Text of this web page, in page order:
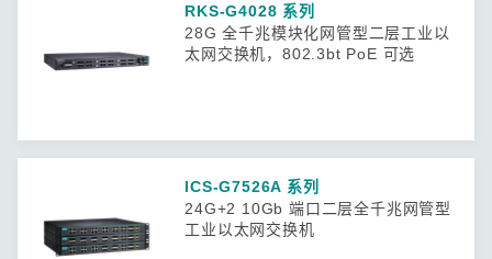
RKS-G4028 系列
28G 全千兆模块化网管型二层工业以
太网交换机，802.3bt PoE 可选
ICS-G7526A 系列
24G+2 10Gb 端口二层全千兆网管型
工业以太网交换机